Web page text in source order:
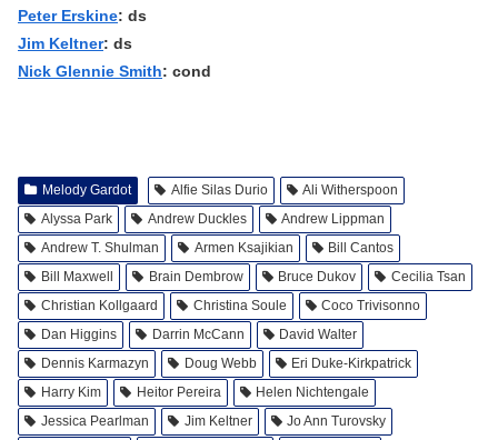
Peter Erskine: ds
Jim Keltner: ds
Nick Glennie Smith: cond
Melody Gardot Alfie Silas Durio
Ali Witherspoon
Alyssa Park
Andrew Duckles
Andrew Lippman
Andrew T. Shulman
Armen Ksajikian
Bill Cantos
Bill Maxwell
Brain Dembrow Bruce Dukov
Cecilia Tsan
Christian Kollgaard
Christina Soule
Coco Trivisonno
Dan Higgins
Darrin McCann
David Walter
Dennis Karmazyn
Doug Webb
Eri Duke-Kirkpatrick
Harry Kim
Heitor Pereira
Helen Nichtengale
Jessica Pearlman
Jim Keltner
Jo Ann Turovsky